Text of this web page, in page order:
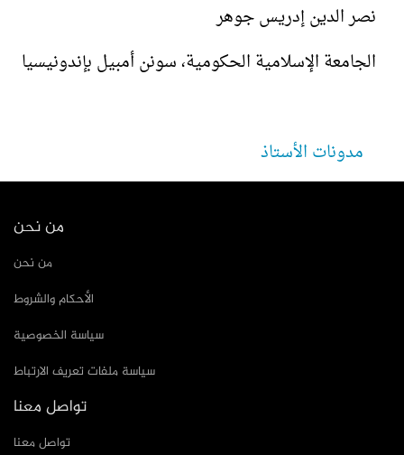
نصر الدين إدريس جوهر
الجامعة الإسلامية الحكومية، سونن أمبيل بإندونيسيا
مدونات الأستاذ
من نحن
من نحن
الأحكام والشروط
سياسة الخصوصية
سياسة ملفات تعريف الارتباط
تواصل معنا
تواصل معنا